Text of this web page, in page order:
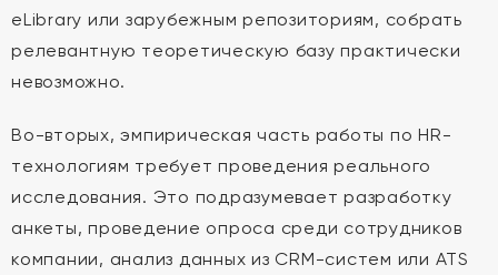
eLibrary или зарубежным репозиториям, собрать
релевантную теоретическую базу практически
невозможно.
Во-вторых, эмпирическая часть работы по HR-
технологиям требует проведения реального
исследования. Это подразумевает разработку
анкеты, проведение опроса среди сотрудников
компании, анализ данных из CRM-систем или ATS